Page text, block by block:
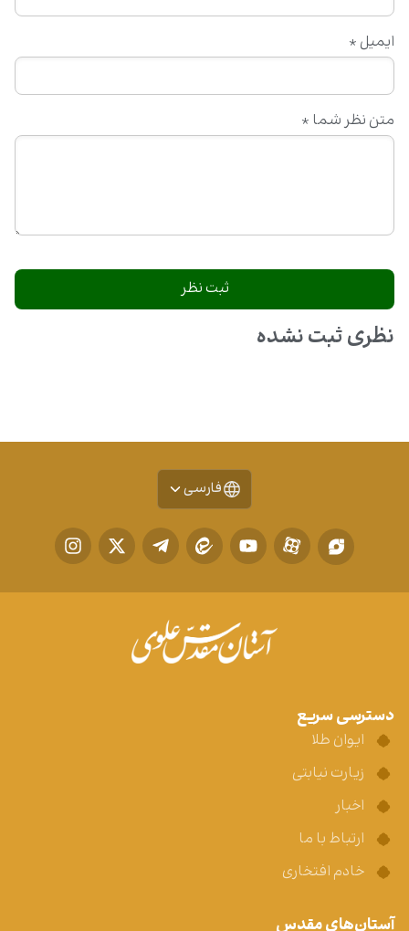
متن نظر شما *
ایمیل *
نظری ثبت نشده
فارسی
دسترسی سریع
ایوان طلا
زیارت نیابتی
اخبار
ارتباط با ما
خادم افتخاری